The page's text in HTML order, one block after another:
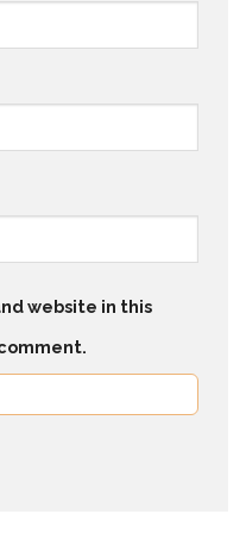
website in this